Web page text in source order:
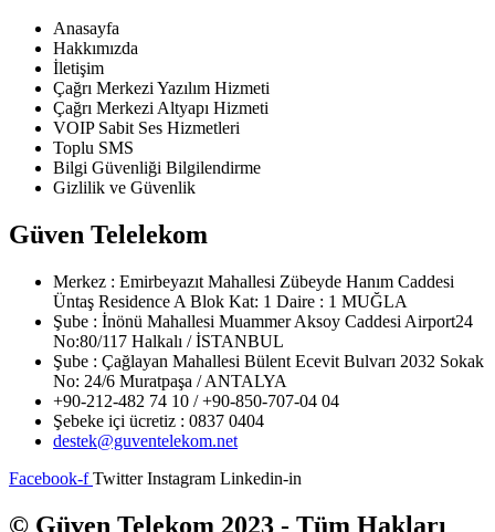
Anasayfa
Hakkımızda
İletişim
Çağrı Merkezi Yazılım Hizmeti
Çağrı Merkezi Altyapı Hizmeti
VOIP Sabit Ses Hizmetleri
Toplu SMS
Bilgi Güvenliği Bilgilendirme
Gizlilik ve Güvenlik
Güven Telelekom
Merkez : Emirbeyazıt Mahallesi Zübeyde Hanım Caddesi
Üntaş Residence A Blok Kat: 1 Daire : 1 MUĞLA
Şube : İnönü Mahallesi Muammer Aksoy Caddesi Airport24
No:80/117 Halkalı / İSTANBUL
Şube : Çağlayan Mahallesi Bülent Ecevit Bulvarı 2032 Sokak
No: 24/6 Muratpaşa / ANTALYA
+90-212-482 74 10 / +90-850-707-04 04
Şebeke içi ücretiz : 0837 0404
destek@guventelekom.net
Facebook-f Twitter Instagram Linkedin-in
© Güven Telekom 2023 - Tüm Hakları